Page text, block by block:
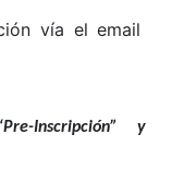
vía el email
Inscripción” y